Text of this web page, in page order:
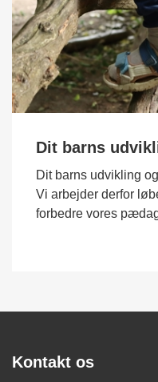
Dit barns
Dit barns udvikling
Vi arbejder derfor
forbedre vores
Kontakt os